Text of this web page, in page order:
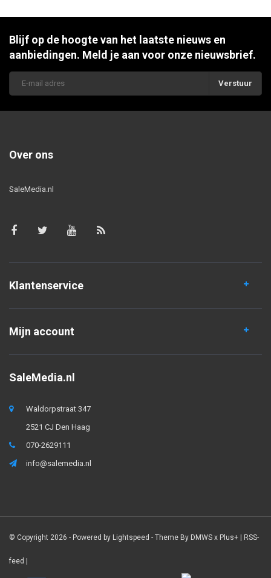
Blijf op de hoogte van het laatste nieuws en
aanbiedingen. Meld je aan voor onze nieuwsbrief.
Verstuur
Over ons
SaleMedia.nl
Klantenservice
Mijn account
SaleMedia.nl
Waldorpstraat 347
2521 CJ Den Haag
070-2629111
info@salemedia.nl
© Copyright 2026 - Powered by Lightspeed - Theme By DMWS x Plus+ | RSS-
feed |